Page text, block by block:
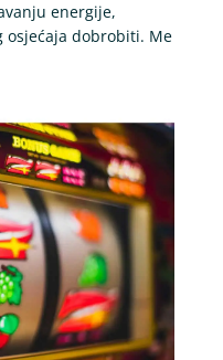
energije,
osjećaja dobrobiti. Me